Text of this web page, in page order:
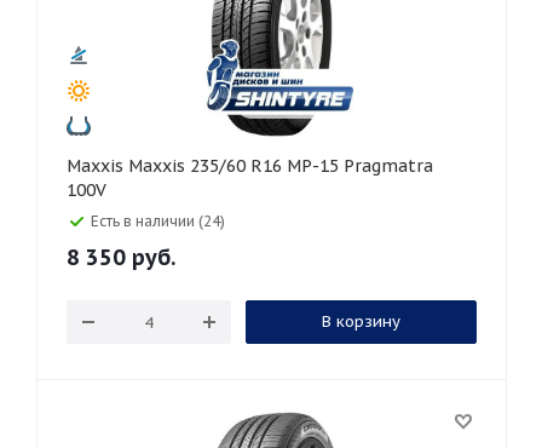
Maxxis Maxxis 235/60 R16 MP-15 Pragmatra
100V
Есть в наличии (24)
8 350 руб.
В корзину